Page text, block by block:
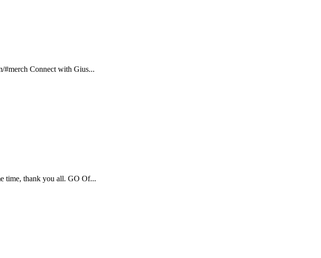
#merch Connect with Gius...
time, thank you all. GO Of...